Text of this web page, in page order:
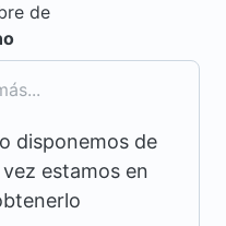
de
disponemos de
estamos en